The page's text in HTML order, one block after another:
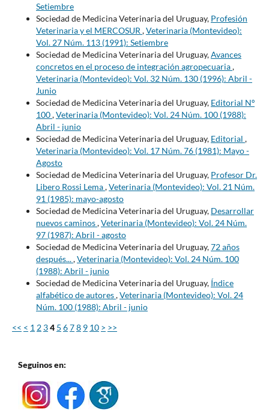
Setiembre
Sociedad de Medicina Veterinaria del Uruguay, Profesión
Veterinaria y el MERCOSUR ,Veterinaria (Montevideo):
Vol. 27 Núm. 113 (1991): Setiembre
Sociedad de Medicina Veterinaria del Uruguay,Avances
concretos en el proceso de integración agropecuaria,
Veterinaria (Montevideo): Vol. 32 Núm. 130 (1996): Abril -
Junio
Sociedad de Medicina Veterinaria del Uruguay, Editorial Nº
100,Veterinaria (Montevideo): Vol. 24 Núm. 100 (1988):
Abril - junio
Sociedad de Medicina Veterinaria del Uruguay, Editorial ,
Veterinaria (Montevideo): Vol. 17 Núm. 76 (1981): Mayo -
Agosto
Sociedad de Medicina Veterinaria del Uruguay, Profesor Dr.
Libero Rossi Lema,Veterinaria (Montevideo): Vol. 21 Núm.
91 (1985): mayo-agosto
Sociedad de Medicina Veterinaria del Uruguay, Desarrollar
nuevos caminos,Veterinaria (Montevideo): Vol. 24 Núm.
97 (1987): Abril - agosto
Sociedad de Medicina Veterinaria del Uruguay,72 años
después...,Veterinaria (Montevideo): Vol. 24 Núm. 100
(1988): Abril - junio
Sociedad de Medicina Veterinaria del Uruguay, Índice
alfabético de autores,Veterinaria (Montevideo): Vol. 24
Núm. 100 (1988): Abril - junio
<< < 1 2 34 5 678 9 10 > >>
Seguinos en: